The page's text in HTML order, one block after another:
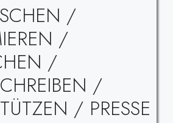
/
/
/
/
/ PRESSE